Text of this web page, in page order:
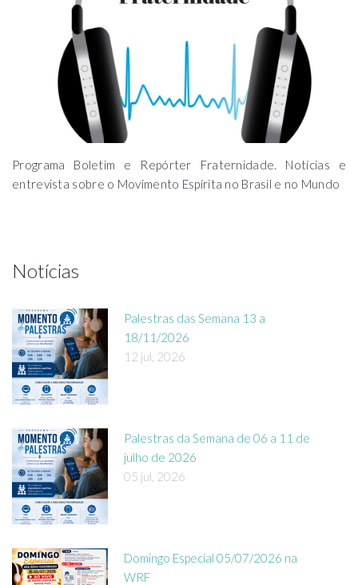
Programa Boletim e Repórter Fraternidade. Notícias e
entrevista sobre o Movimento Espírita no Brasil e no Mundo
Notícias
Palestras das Semana 13 a
18/11/2026
12 jul, 2026
Palestras da Semana de 06 a 11 de
julho de 2026
05 jul, 2026
Domingo Especial 05/07/2026 na
WRF